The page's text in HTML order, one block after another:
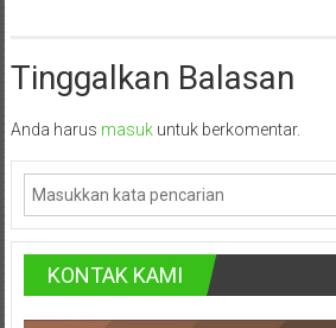
Medan,
Padang,
Jakarta
Pusat,
Bontang,
Demak,
Tinggalkan Balasan
Anda harus masukuntuk berkomentar.
KONTAK KAMI